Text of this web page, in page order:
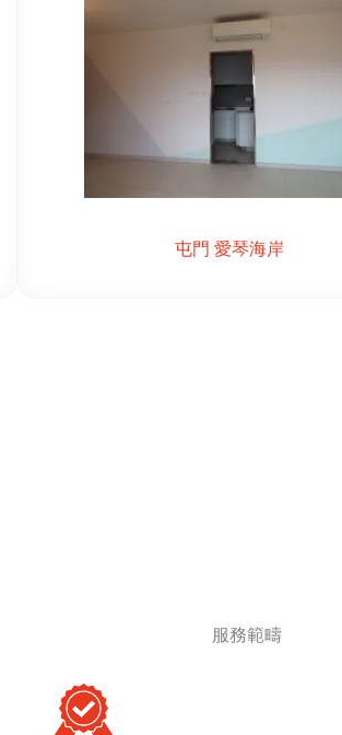
屯門 愛琴海岸
服務範疇